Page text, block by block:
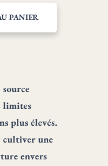
PANIER
:
€
€
limites
plus élevés.
cultiver une
envers